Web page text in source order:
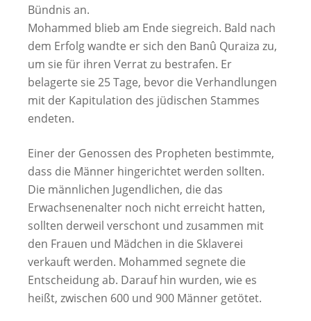
Bündnis an.
Mohammed blieb am Ende siegreich. Bald nach
dem Erfolg wandte er sich den Banû Quraiza zu,
um sie für ihren Verrat zu bestrafen. Er
belagerte sie 25 Tage, bevor die Verhandlungen
mit der Kapitulation des jüdischen Stammes
endeten.
Einer der Genossen des Propheten bestimmte,
dass die Männer hingerichtet werden sollten.
Die männlichen Jugendlichen, die das
Erwachsenenalter noch nicht erreicht hatten,
sollten derweil verschont und zusammen mit
den Frauen und Mädchen in die Sklaverei
verkauft werden. Mohammed segnete die
Entscheidung ab. Darauf hin wurden, wie es
heißt, zwischen 600 und 900 Männer getötet.